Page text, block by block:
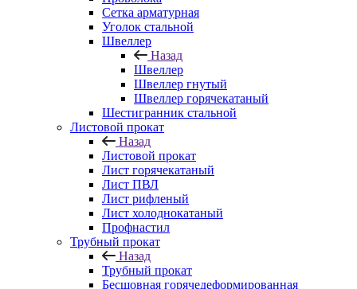
Сетка арматурная
Уголок стальной
Швеллер
Назад
Швеллер
Швеллер гнутый
Швеллер горячекатаный
Шестигранник стальной
Листовой прокат
Назад
Листовой прокат
Лист горячекатаный
Лист ПВЛ
Лист рифленый
Лист холоднокатаный
Профнастил
Трубный прокат
Назад
Трубный прокат
Бесшовная горячедеформированная